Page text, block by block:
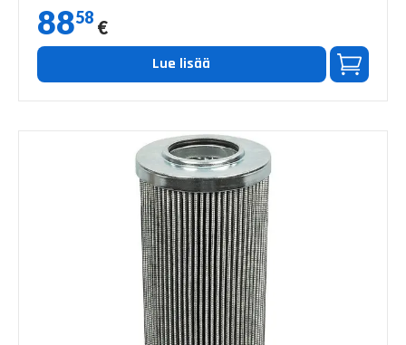
8858 €
Lue lisää